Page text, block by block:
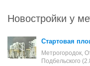
Новостройки у
Стартовая
Метрогородок,
Подбельского